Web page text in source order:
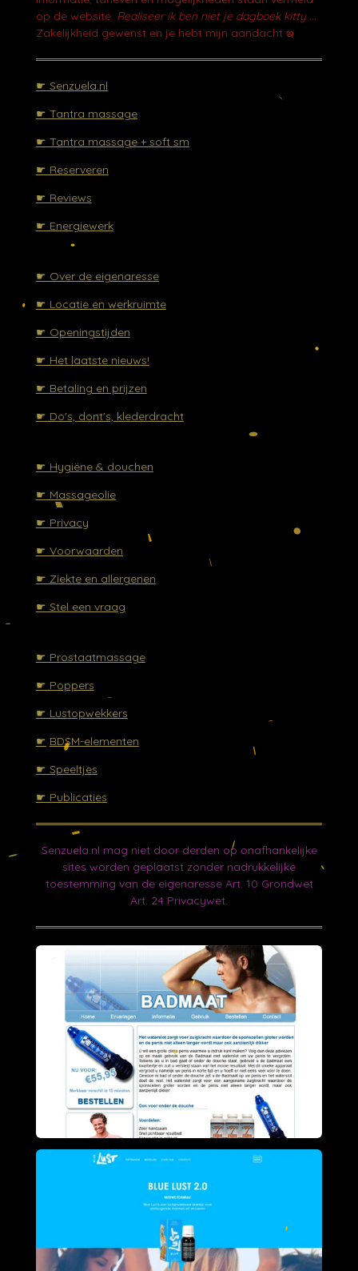
op de website. Realiseer ik ben niet je dagboek kitty ...
Zakelijkheid gewenst en je hebt mijn aandacht ఇ
☛ Senzuela.nl
☛ Tantra massage
☛ Tantra massage + soft sm
☛ Reserveren
☛ Reviews
☛ Energiewerk
☛ Over de eigenaresse
☛ Locatie en werkruimte
☛ Openingstijden
☛ Het laatste nieuws!
☛ Betaling en prijzen
☛ Do's, dont's, klederdracht
☛ Hygiëne & douchen
☛ Massageolie
☛ Privacy
☛ Voorwaarden
☛ Ziekte en allergenen
☛ Stel een vraag
☛ Prostaatmassage
☛ Poppers
☛ Lustopwekkers
☛ BDSM-elementen
☛ Speeltjes
☛ Publicaties
Senzuela.nl mag niet door derden op onafhankelijke
sites worden geplaatst zonder nadrukkelijke
toestemming van de eigenaresse Art. 10 Grondwet
Art. 24 Privacywet.